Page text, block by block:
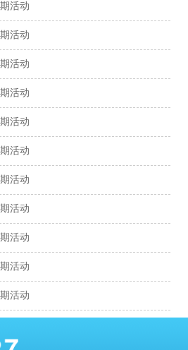
活动
活动
活动
活动
活动
活动
活动
活动
活动
活动
活动